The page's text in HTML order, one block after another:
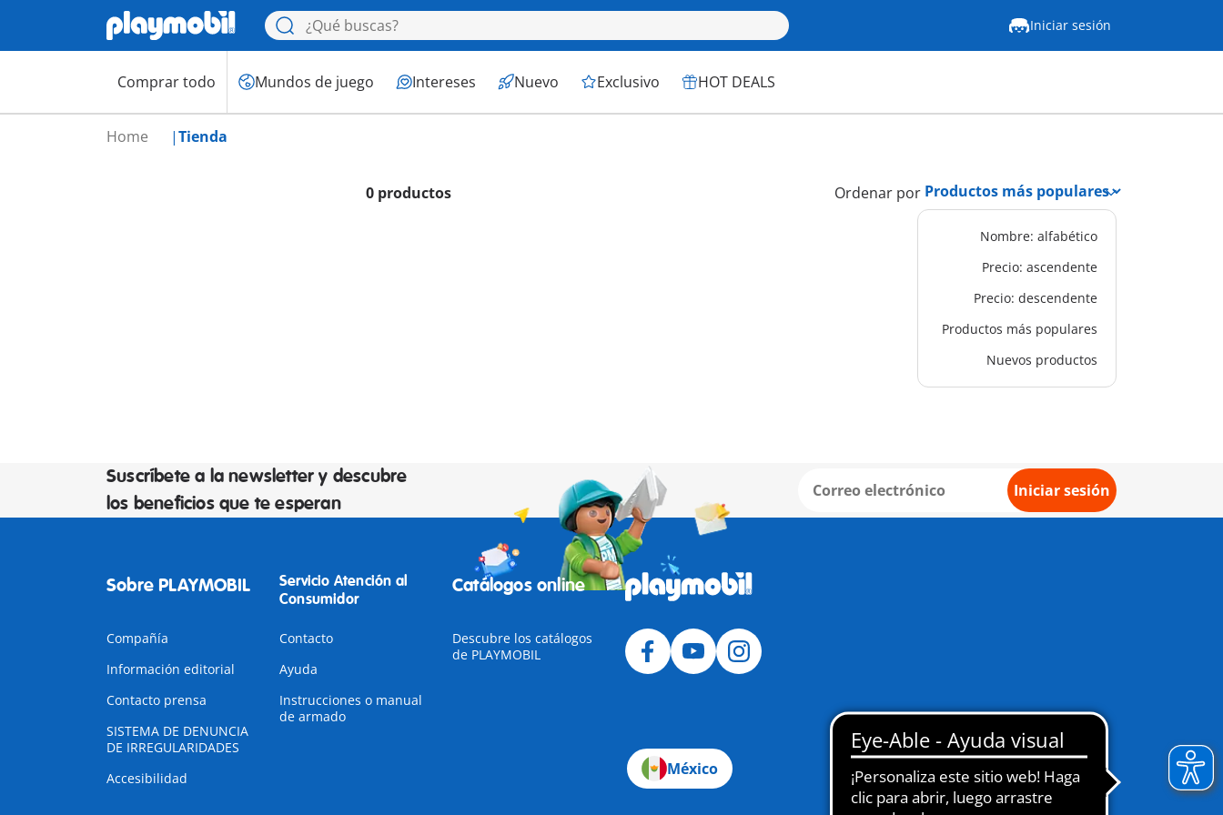
Iniciar sesión
Comprar todo Mundos de juego Intereses Nuevo Exclusivo HOT DEALS
Home Tienda
0 productos Ordenar por
Nombre: alfabético
Precio: ascendente
Precio: descendente
Productos más populares
Nuevos productos
Suscríbete a la newsletter y descubre
los beneficios que te esperan
Iniciar sesión
Sobre PLAYMOBIL
Compañía
Información editorial
Contacto prensa
SISTEMA DE DENUNCIA
DE IRREGULARIDADES
Accesibilidad
Servicio Atención al
Consumidor
Contacto
Ayuda
Instrucciones o manual
de armado
Catálogos online
Descubre los catálogos
de PLAYMOBIL
México